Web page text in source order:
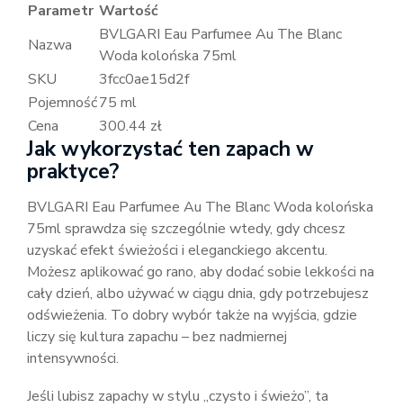
Parametr Wartość
Nazwa
BVLGARI Eau Parfumee Au The Blanc
Woda kolońska 75ml
SKU
3fcc0ae15d2f
Pojemność75 ml
Cena
300.44 zł
Jak wykorzystać ten zapach w
praktyce?
BVLGARI Eau Parfumee Au The Blanc Woda kolońska
75ml sprawdza się szczególnie wtedy, gdy chcesz
uzyskać efekt świeżości i eleganckiego akcentu.
Możesz aplikować go rano, aby dodać sobie lekkości na
cały dzień, albo używać w ciągu dnia, gdy potrzebujesz
odświeżenia. To dobry wybór także na wyjścia, gdzie
liczy się kultura zapachu – bez nadmiernej
intensywności.
Jeśli lubisz zapachy w stylu „czysto i świeżo”, ta